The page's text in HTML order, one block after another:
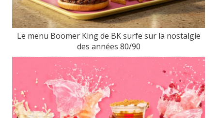
Le menu Boomer King de BK surfe sur la nostalgie
des années 80/90